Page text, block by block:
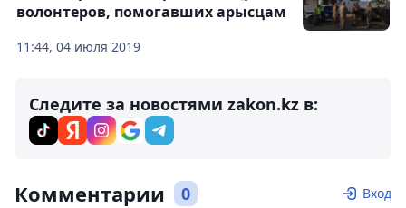
11:44, 04 июля 2019
волонтеров, помогавших арысцам
Следите за новостями zakon.kz в:
Комментарии 0 Вход